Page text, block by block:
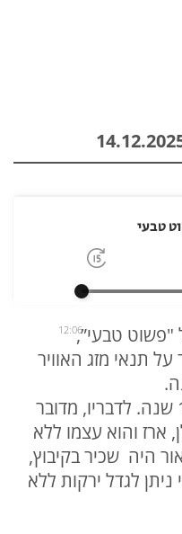
טבעי
12:06"פשוט טבעי”,
תנאי מזג האוויר
צ'רנה עוסק בחקלאות מזה 12 שנה. לדבריו, מדובר
ארז והוא עצמו ללא
היה שכיר בקיבוץ,
לגדל ירקות ללא